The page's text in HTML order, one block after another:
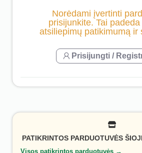
Norėdami įvertinti
prisijunkite. Tai
atsiliepimų patikimumą ir
Prisijungti /
PATIKRINTOS PARDUOTUVĖS
Visos patikrintos parduotuvės →